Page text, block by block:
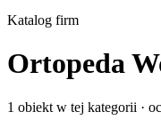
Katalog firm
Ortopeda
1 obiekt w tej kategorii ·